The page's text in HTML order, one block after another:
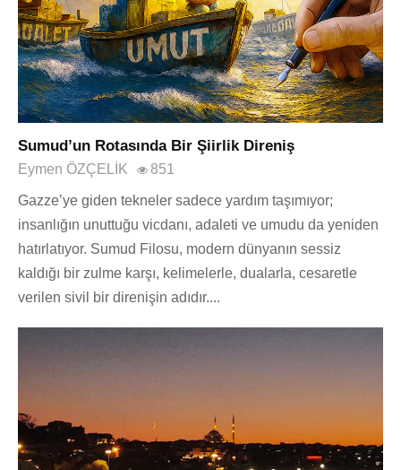
Sumud’un Rotasında Bir Şiirlik Direniş
Eymen ÖZÇELİK 851
Gazze’ye giden tekneler sadece yardım taşımıyor;
insanlığın unuttuğu vicdanı, adaleti ve umudu da yeniden
hatırlatıyor. Sumud Filosu, modern dünyanın sessiz
kaldığı bir zulme karşı, kelimelerle, dualarla, cesaretle
verilen sivil bir direnişin adıdır....